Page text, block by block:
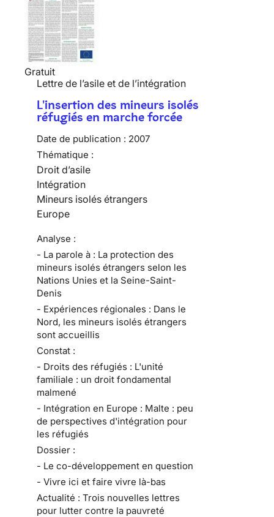
Gratuit
Lettre de l’asile et de l’intégration
L'insertion des mineurs isolés
réfugiés en marche forcée
Date de publication : 2007
Thématique :
Droit d’asile
Intégration
Mineurs isolés étrangers
Europe
Analyse :
- La parole à : La protection des
mineurs isolés étrangers selon les
Nations Unies et la Seine-Saint-
Denis
- Expériences régionales : Dans le
Nord, les mineurs isolés étrangers
sont accueillis
Constat :
- Droits des réfugiés : L'unité
familiale : un droit fondamental
malmené
- Intégration en Europe : Malte : peu
de perspectives d'intégration pour
les réfugiés
Dossier :
- Le co-développement en question
- Vivre ici et faire vivre là-bas
Actualité : Trois nouvelles lettres
pour lutter contre la pauvreté